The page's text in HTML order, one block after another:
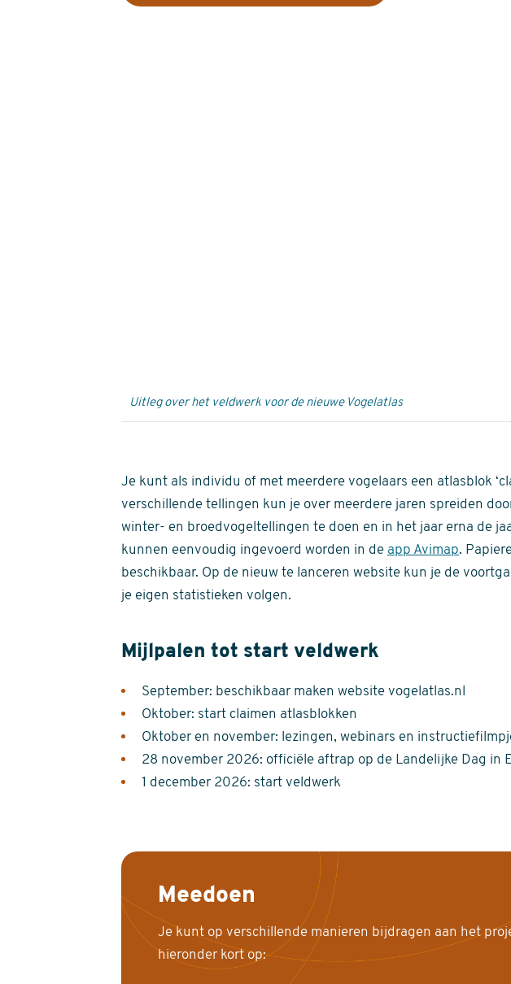
Uitleg over het veldwerk voor de nieuwe Vogelatlas
Je kunt als individu of met meerdere vogelaars een atlasblok
verschillende tellingen kun je over meerdere jaren spreiden
winter- en broedvogeltellingen te doen en in het jaar erna de
kunnen eenvoudig ingevoerd worden in de app Avimap.
beschikbaar. Op de nieuw te lanceren website kun je de
je eigen statistieken volgen.
Mijlpalen tot start veldwerk
September: beschikbaar maken website vogelatlas.nl
Oktober: start claimen atlasblokken
Oktober en november: lezingen, webinars en
28 november 2026: officiële aftrap op de Landelijke Dag in
1 december 2026: start veldwerk
Meedoen
Je kunt op verschillende manieren bijdragen aan het
hieronder kort op: